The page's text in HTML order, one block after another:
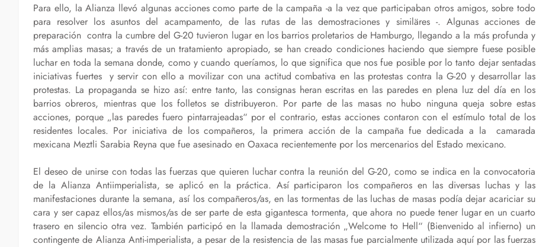
Para ello, la Alianza llevó algunas acciones como parte de la campaña -a la vez que participaban otros amigos, sobre todo
para resolver los asuntos del acampamento, de las rutas de las demostraciones y similäres -. Algunas acciones de
preparación contra la cumbre del G-20 tuvieron lugar en los barrios proletarios de Hamburgo, llegando a la más profunda y
más amplias masas; a través de un tratamiento apropiado, se han creado condiciones haciendo que siempre fuese posible
luchar en toda la semana donde, como y cuando queríamos, lo que significa que nos fue posible por lo tanto dejar sentadas
iniciativas fuertes y servir con ello a movilizar con una actitud combativa en las protestas contra la G-20 y desarrollar las
protestas. La propaganda se hizo así: entre tanto, las consignas heran escritas en las paredes en plena luz del día en los
barrios obreros, mientras que los folletos se distribuyeron. Por parte de las masas no hubo ninguna queja sobre estas
acciones, porque „las paredes fuero pintarrajeadas“ por el contrario, estas acciones contaron con el estímulo total de los
residentes locales. Por iniciativa de los compañeros, la primera acción de la campaña fue dedicada a la camarada
mexicana Meztli Sarabia Reyna que fue asesinado en Oaxaca recientemente por los mercenarios del Estado mexicano.
El deseo de unirse con todas las fuerzas que quieren luchar contra la reunión del G-20, como se indica en la convocatoria
de la Alianza Antiimperialista, se aplicó en la práctica. Así participaron los compañeros en las diversas luchas y las
manifestaciones durante la semana, así los compañeros/as, en las tormentas de las luchas de masas podía dejar acariciar su
cara y ser capaz ellos/as mismos/as de ser parte de esta gigantesca tormenta, que ahora no puede tener lugar en un cuarto
trasero en silencio otra vez. También participó en la llamada demostración „Welcome to Hell“ (Bienvenido al infierno) un
contingente de Alianza Anti-imperialista, a pesar de la resistencia de las masas fue parcialmente utilizada aquí por las fuerzas